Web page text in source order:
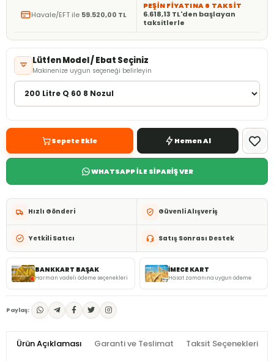
Havale/EFT ile 59.520,00 TL
PEŞİN FİYATINA 6 TAKSİT
6.618,13 TL'den başlayan
taksitlerle
Lütfen Model / Ebat Seçiniz
Makinenize uygun seçeneği belirleyin
Sepete Ekle Hemen Al
WHATSAPP İLE SİPARİŞ VER
Hızlı Gönderi Güvenli Alışveriş
Yetkili Satıcı Satış Sonrası Destek
BANKKART BAŞAK
Harman vadeli ödeme seçenekleri
İMECE KART
Hasat zamanına uygun ödeme
Paylaş:
Ürün Açıklaması Garanti ve Teslimat Taksit Seçenekleri